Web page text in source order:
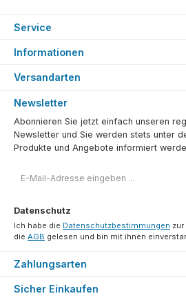
Service
Informationen
Versandarten
Newsletter
Abonnieren Sie jetzt einfach unseren
Newsletter und Sie werden stets unter
Produkte und Angebote informiert
Mail-
Datenschutz
Ich habe die Datenschutzbestimmungen
die AGB gelesen und bin mit ihnen
Zahlungsarten
Sicher Einkaufen